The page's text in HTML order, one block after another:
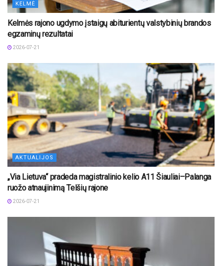
KELMĖ
Kelmės rajono ugdymo įstaigų abiturientų valstybinių brandos
egzaminų rezultatai
2026-07-21
AKTUALIJOS
„Via Lietuva“ pradeda magistralinio kelio A11 Šiauliai–Palanga
ruožo atnaujinimą Telšių rajone
2026-07-21